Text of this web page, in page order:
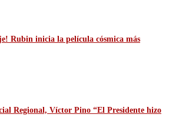
Rubin inicia la película cósmica más
Regional, Víctor Pino “El Presidente hizo